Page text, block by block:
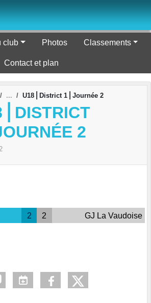
club Photos Classements
Contact et plan
U18⎪District 1⎪Journée 2
2
2 2 GJ La Vaudoise